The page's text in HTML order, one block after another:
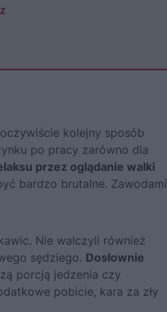
kolejny sposób
po pracy zarówno dla
przez oglądanie walki
bardzo brutalne. Zawodami
Nie walczyli również
sędziego. Dosłownie
porcją jedzenia czy
pobicie, kara za zły